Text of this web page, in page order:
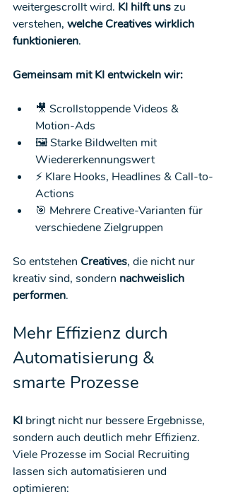
weitergescrollt wird. KI hilft uns zu
verstehen, welche Creatives wirklich
funktionieren.
Gemeinsam mit KI entwickeln wir:
🎥 Scrollstoppende Videos &
Motion-Ads
🖼️ Starke Bildwelten mit
Wiedererkennungswert
⚡ Klare Hooks, Headlines & Call-to-
Actions
🎯 Mehrere Creative-Varianten für
verschiedene Zielgruppen
So entstehen Creatives, die nicht nur
kreativ sind, sondern nachweislich
performen.
Mehr Effizienz durch
Automatisierung &
smarte Prozesse
KI bringt nicht nur bessere Ergebnisse,
sondern auch deutlich mehr Effizienz.
Viele Prozesse im Social Recruiting
lassen sich automatisieren und
optimieren: